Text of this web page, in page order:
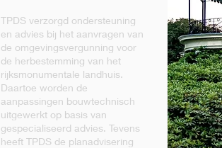
TPDS verzorgd ondersteuning
en advies bij het aanvragen van
de omgevingsvergunning voor
de herbestemming van het
rijksmonumentale landhuis.
Daartoe worden de
aanpassingen bouwtechnisch
uitgewerkt op basis van
gespecialiseerd advies. Tevens
heeft TPDS de planadvisering